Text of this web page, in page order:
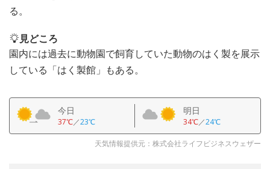
る。
見どころ
園内には過去に動物園で飼育していた動物のはく製を展示
している「はく製館」もある。
今日
37℃／23℃
明日
34℃／24℃
天気情報提供元：株式会社ライフビジネスウェザー